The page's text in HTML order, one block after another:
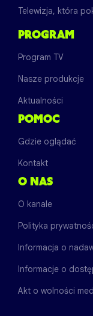
Telewizja, która
PROGRAM
Program TV
Nasze produkcje
Aktualności
POMOC
Gdzie oglądać
Kontakt
O NAS
O kanale
Polityka
Informacja o
Informacje o
Akt o wolności